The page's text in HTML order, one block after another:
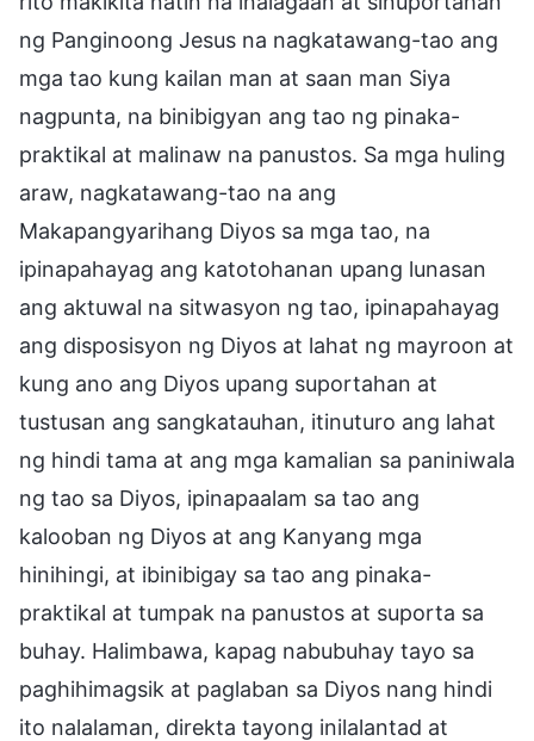
ng Panginoong Jesus na nagkatawang-tao ang
mga tao kung kailan man at saan man Siya
nagpunta, na binibigyan ang tao ng pinaka-
praktikal at malinaw na panustos. Sa mga huling
araw, nagkatawang-tao na ang
Makapangyarihang Diyos sa mga tao, na
ipinapahayag ang katotohanan upang lunasan
ang aktuwal na sitwasyon ng tao, ipinapahayag
ang disposisyon ng Diyos at lahat ng mayroon at
kung ano ang Diyos upang suportahan at
tustusan ang sangkatauhan, itinuturo ang lahat
ng hindi tama at ang mga kamalian sa paniniwala
ng tao sa Diyos, ipinapaalam sa tao ang
kalooban ng Diyos at ang Kanyang mga
hinihingi, at ibinibigay sa tao ang pinaka-
praktikal at tumpak na panustos at suporta sa
buhay. Halimbawa, kapag nabubuhay tayo sa
paghihimagsik at paglaban sa Diyos nang hindi
ito nalalaman, direkta tayong inilalantad at